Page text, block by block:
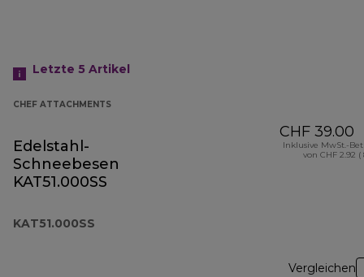
Letzte 5 Artikel
CHEF ATTACHMENTS
Edelstahl-
Schneebesen
KAT51.000SS
KAT51.000SS
CHF 39.00
Inklusive MwSt.-
von CHF 2.92 (
Vergleichen